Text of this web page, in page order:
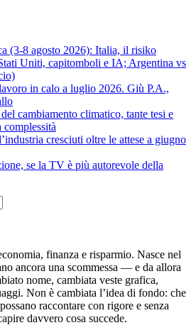
(3-8 agosto 2026): Italia, il risiko
Uniti, capitomboli e IA; Argentina vs
in calo a luglio 2026. Giù P.A.,
cambiamento climatico, tante tesi e
complessità
cresciuti oltre le attese a giugno
se la TV è più autorevole della
finanza e risparmio. Nasce nel
ancora una scommessa — e da allora
nome, cambiata veste grafica,
Non è cambiata l’idea di fondo: che
raccontare con rigore e senza
davvero cosa succede.